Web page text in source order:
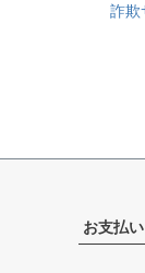
詐欺
お支払い